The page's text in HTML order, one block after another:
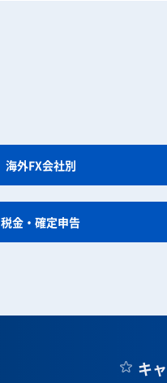
海外FX会社別
税金・確定申告
キ